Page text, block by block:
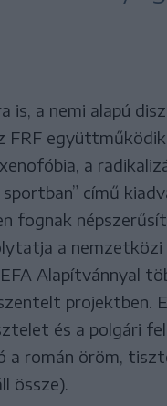
a nemi alapú
FRF
a
című
fognak
a
Alapítvánnyal
projektben.
és a polgári
a román öröm,
össze).